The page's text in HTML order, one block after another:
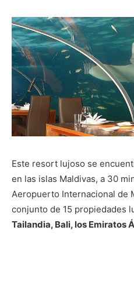
Este resort lujoso se
en las islas Maldivas, a 30
Aeropuerto Internacional de
conjunto de 15 propiedades
Tailandia, Bali, los Emiratos